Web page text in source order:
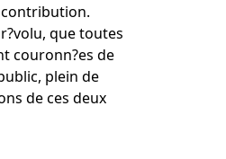
contribution.
que toutes
couronn?es de
plein de
de ces deux